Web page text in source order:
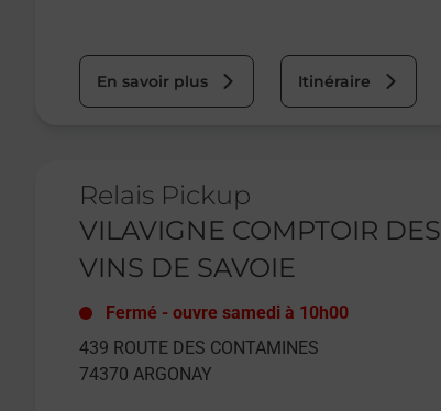
En savoir plus Itinéraire
Relais Pickup
VILAVIGNE COMPTOIR DES
VINS DE SAVOIE
Fermé - ouvre samedi à 10h00
439 ROUTE DES CONTAMINES
74370 ARGONAY